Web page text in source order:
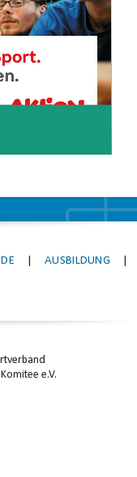
AUSBILDUNG
e.V.